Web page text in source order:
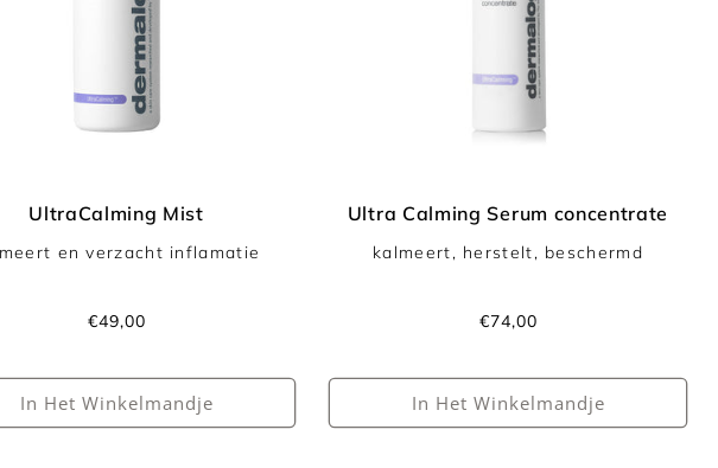
UltraCalming Mist
en verzacht inflamatie
Normale
€49,00
In Het Winkelmandje
Ultra Calming Serum concentrate
kalmeert, herstelt, beschermd
Normale
€74,00
In Het Winkelmandje